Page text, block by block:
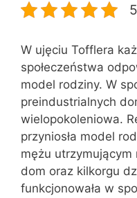
W ujęciu Tofflera
społeczeństwa
model rodziny. W
preindustrialnych
wielopokoleniowa.
przyniosła model
mężu
dom oraz kilkorgu
funkcjonowała w